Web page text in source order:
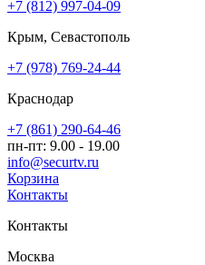
+7 (812) 997-04-09
Крым, Севастополь
+7 (978) 769-24-44
Краснодар
+7 (861) 290-64-46
пн-пт: 9.00 - 19.00
info@securtv.ru
Корзина
Контакты
Контакты
Москва